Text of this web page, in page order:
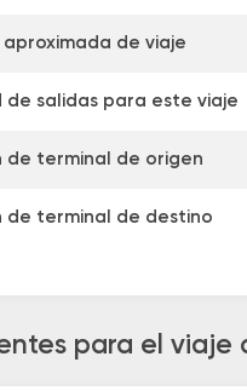
aproximada de viaje
de salidas para este viaje
de terminal de origen
de terminal de destino
para el viaje